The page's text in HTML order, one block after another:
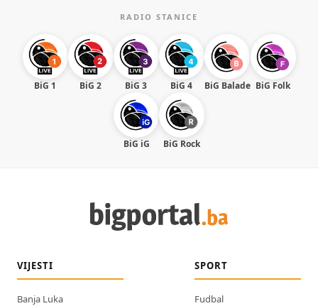
RADIO STANICE
BiG 1 BiG 2 BiG 3 BiG 4 BiG Balade BiG Folk
BiG iG BiG Rock
VIJESTI
Banja Luka
SPORT
Fudbal